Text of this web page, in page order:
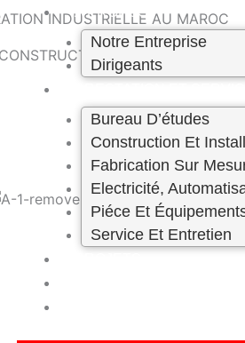
A PROPOS
Notre Entreprise
Dirigeants
Bureau D’études
Construction Et
Fabrication Sur
Electricité,
Piéce Et
Service Et Entretien
INDUSTRIELLE AU MAROC
– ENTRETIEN